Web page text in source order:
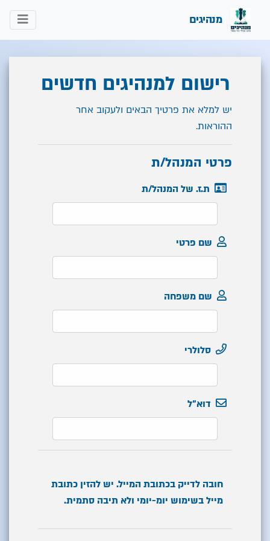
מנהיגים
רישום למנהיגים חדשים
יש למלא את פרטיך הבאים ולעקוב אחר
ההוראות.
פרטי המנהל/ת
ת.ז. של המנהל/ת
שם פרטי
שם משפחה
סלולרי
דוא"ל
חובה לדייק בכתובת המייל. יש להזין כתובת
מייל בשימוש יומ-יומי ולא תיבה סתמית.